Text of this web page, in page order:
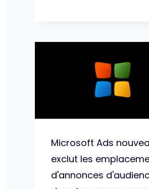
Microsoft Ads
exclut les
d'annonces